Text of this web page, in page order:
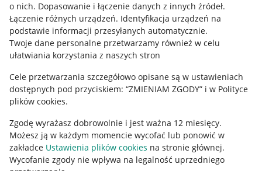
o nich. Dopasowanie i łączenie danych z innych źródeł.
Łączenie różnych urządzeń. Identyfikacja urządzeń na
podstawie informacji przesyłanych automatycznie.
Twoje dane personalne przetwarzamy również w celu
ułatwiania korzystania z naszych stron
Cele przetwarzania szczegółowo opisane są w ustawieniach
dostępnych pod przyciskiem: “ZMIENIAM ZGODY” i w Polityce
plików cookies.
Zgodę wyrażasz dobrowolnie i jest ważna 12 miesięcy.
Możesz ją w każdym momencie wycofać lub ponowić w
zakładce Ustawienia plików cookies na stronie głównej.
Wycofanie zgody nie wpływa na legalność uprzedniego
Regulamin
Polityka plików "cookies"
Ustawienia plików "cookies"
Udostępnianie lokalizacji
Informacje dla Aktu o Usługach Cyfrowych
Pobierz aplikację